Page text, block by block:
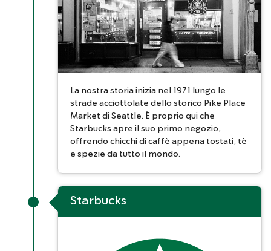
La nostra storia inizia nel 1971 lungo le
strade acciottolate dello storico Pike Place
Market di Seattle. È proprio qui che
Starbucks apre il suo primo negozio,
offrendo chicchi di caffè appena tostati, tè
e spezie da tutto il mondo.
Starbucks